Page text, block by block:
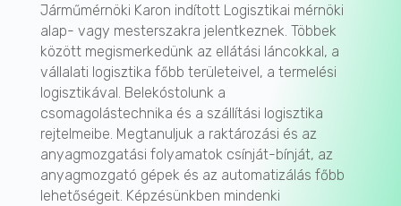
Járműmérnöki Karon indított Logisztikai mérnöki
alap- vagy mesterszakra jelentkeznek. Többek
között megismerkedünk az ellátási láncokkal, a
vállalati logisztika főbb területeivel, a termelési
logisztikával. Belekóstolunk a
csomagolástechnika és a szállítási logisztika
rejtelmeibe. Megtanuljuk a raktározási és az
anyagmozgatási folyamatok csínját-bínját, az
anyagmozgató gépek és az automatizálás főbb
lehetőségeit. Képzésünkben mindenki